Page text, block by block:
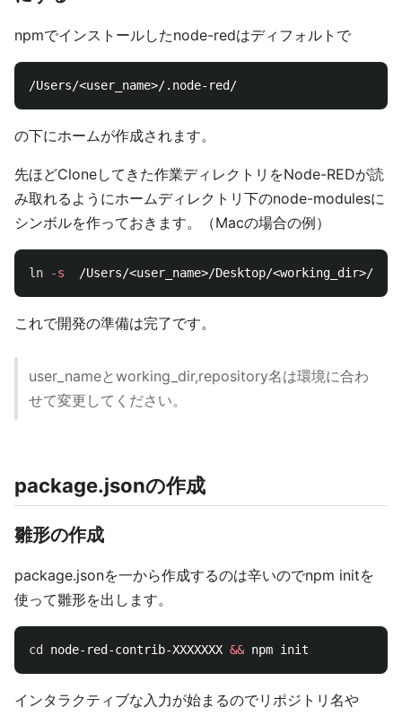
npmでインストールしたnode-redはディフォルトで
の下にホームが作成されます。
先ほどCloneしてきた作業ディレクトリをNode-REDが読
み取れるようにホームディレクトリ下のnode-modulesに
シンボルを作っておきます。（Macの場合の例）
ln -s
これで開発の準備は完了です。
user_nameとworking_dir,repository名は環境に合わ
せて変更してください。
package.jsonの作成
雛形の作成
package.jsonを一から作成するのは辛いのでnpm initを
使って雛形を出します。
cd node-red-contrib-XXXXXXX &&
インタラクティブな入力が始まるのでリポジトリ名や